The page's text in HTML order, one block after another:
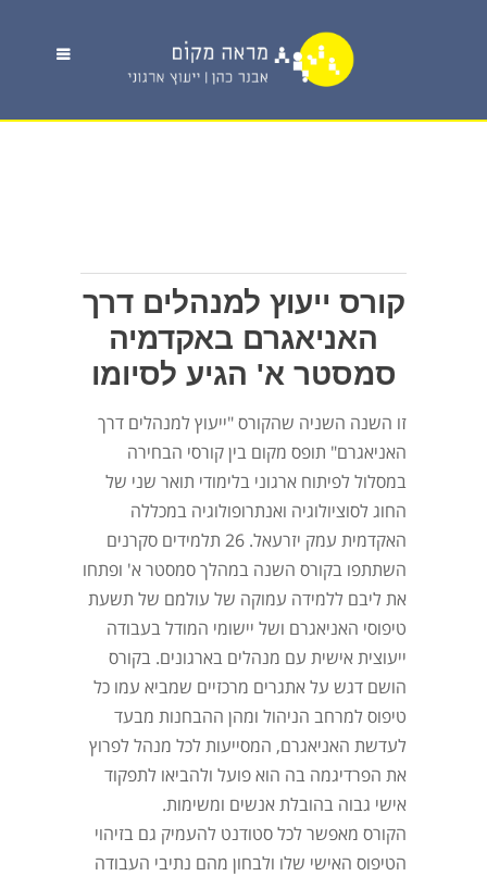
קורס ייעוץ למנהלים דרך
האניאגרם באקדמיה
סמסטר א' הגיע לסיומו
זו השנה השניה שהקורס "ייעוץ למנהלים דרך
האניאגרם" תופס מקום בין קורסי הבחירה
במסלול לפיתוח ארגוני בלימודי תואר שני של
החוג לסוציולוגיה ואנתרופולוגיה במכללה
האקדמית עמק יזרעאל. 26 תלמידים סקרנים
השתתפו בקורס השנה במהלך סמסטר א' ופתחו
את ליבם ללמידה עמוקה של עולמם של תשעת
טיפוסי האניאגרם ושל יישומי המודל בעבודה
ייעוצית אישית עם מנהלים בארגונים. בקורס
הושם דגש על אתגרים מרכזיים שמביא עמו כל
טיפוס למרחב הניהול ומהן ההבחנות מבעד
לעדשת האניאגרם, המסייעות לכל מנהל לפרוץ
את הפרדיגמה בה הוא פועל ולהביאו לתפקוד
אישי גבוה בהובלת אנשים ומשימות.
הקורס מאפשר לכל סטודנט להעמיק גם בזיהוי
הטיפוס האישי שלו ולבחון מהם נתיבי העבודה